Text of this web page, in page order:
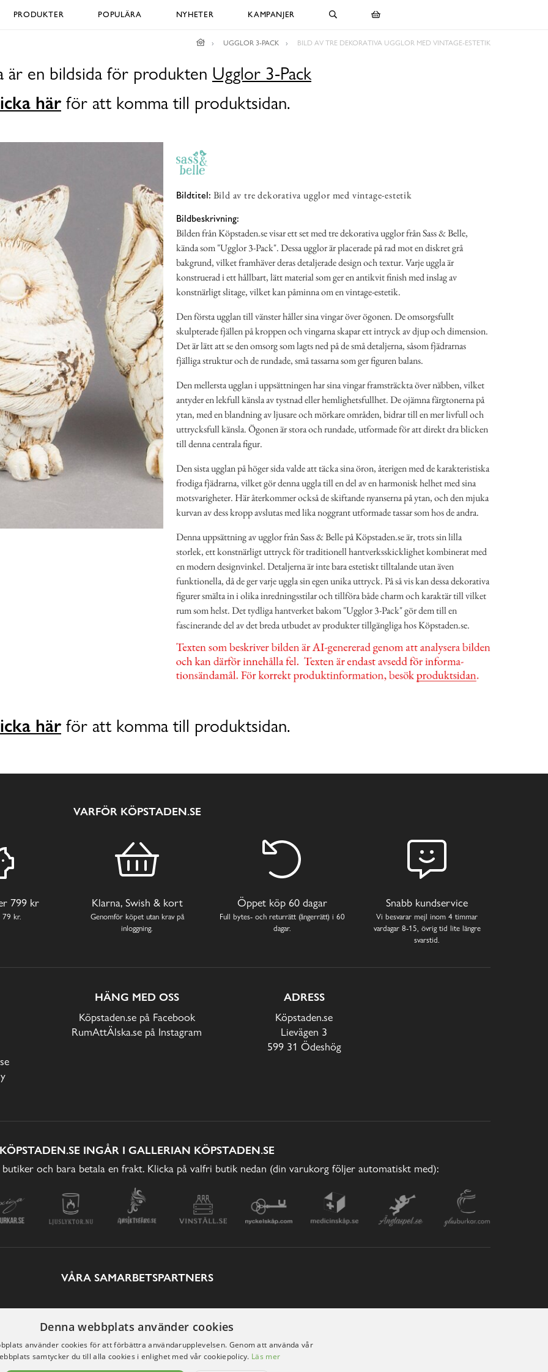
PRODUKTER POPULÄRA NYHETER KAMPANJER
UGGLOR 3-PACK BILD AV TRE DEKORATIVA UGGLOR MED VINTAGE-ESTETIK
är en bildsida för produkten Ugglor 3-Pack
här för att komma till produktsidan.
Bildtitel: Bild av tre dekorativa ugglor med vintage-estetik
Bildbeskrivning:
Bilden från Köpstaden.se visar ett set med tre dekorativa ugglor från Sass & Belle,
kända som "Ugglor 3-Pack". Dessa ugglor är placerade på rad mot en diskret grå
bakgrund, vilket framhäver deras detaljerade design och textur. Varje uggla är
konstruerad i ett hållbart, lätt material som ger en antikvit finish med inslag av
konstnärligt slitage, vilket kan påminna om en vintage-estetik.
Den första ugglan till vänster håller sina vingar över ögonen. De omsorgsfullt
skulpterade fjällen på kroppen och vingarna skapar ett intryck av djup och dimension.
Det är lätt att se den omsorg som lagts ned på de små detaljerna, såsom fjädrarnas
fjälliga struktur och de rundade, små tassarna som ger figuren balans.
Den mellersta ugglan i uppsättningen har sina vingar framsträckta över näbben, vilket
antyder en lekfull känsla av tystnad eller hemlighetsfullhet. De ojämna färgtonerna på
ytan, med en blandning av ljusare och mörkare områden, bidrar till en mer livfull och
uttrycksfull känsla. Ögonen är stora och rundade, utformade för att direkt dra blicken
till denna centrala figur.
Den sista ugglan på höger sida valde att täcka sina öron, återigen med de karakteristiska
frodiga fjädrarna, vilket gör denna uggla till en del av en harmonisk helhet med sina
motsvarigheter. Här återkommer också de skiftande nyanserna på ytan, och den mjuka
kurvan av dess kropp avslutas med lika noggrant utformade tassar som hos de andra.
Denna uppsättning av ugglor från Sass & Belle på Köpstaden.se är, trots sin lilla
storlek, ett konstnärligt uttryck för traditionell hantverksskicklighet kombinerat med
en modern designvinkel. Detaljerna är inte bara estetiskt tilltalande utan även
funktionella, då de ger varje uggla sin egen unika uttryck. På så vis kan dessa dekorativa
figurer smälta in i olika inredningsstilar och tillföra både charm och karaktär till vilket
rum som helst. Det tydliga hantverket bakom "Ugglor 3-Pack" gör dem till en
fascinerande del av det breda utbudet av produkter tillgängliga hos Köpstaden.se.
här för att komma till produktsidan.
VARFÖR KÖPSTADEN.SE
799 kr
79 kr.
Klarna, Swish & kort
Genomför köpet utan krav på
inloggning.
Öppet köp 60 dagar
Full bytes- och returrätt (ångerrätt) i 60
dagar.
Snabb kundservice
Vi besvarar mejl inom 4 timmar
vardagar 8-15, övrig tid lite längre
svarstid.
HÄNG MED OSS
Köpstaden.se på Facebook
RumAttÄlska.se på Instagram
ADRESS
Köpstaden.se
Lievägen 3
599 31 Ödeshög
KÖPSTADEN.SE INGÅR I GALLERIAN KÖPSTADEN.SE
och bara betala en frakt. Klicka på valfri butik nedan (din varukorg följer automatiskt med):
VÅRA SAMARBETSPARTNERS
Denna webbplats använder cookies
använder cookies för att förbättra användarupplevelsen. Genom att använda vår
samtycker du till alla cookies i enlighet med vår cookiepolicy. Läs mer